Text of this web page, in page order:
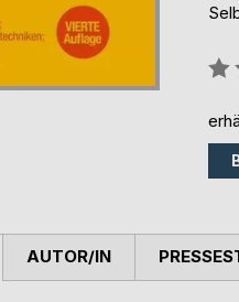
AUTOR/IN